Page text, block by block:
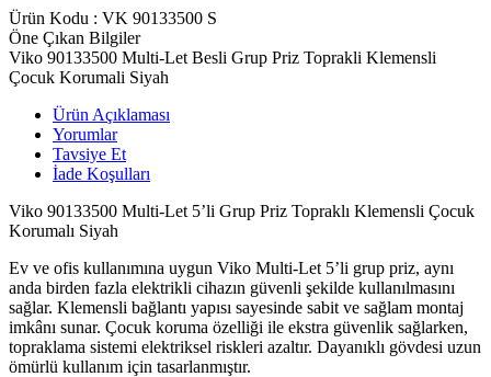
Ürün Kodu : VK 90133500 S
Öne Çıkan Bilgiler
Viko 90133500 Multi-Let Besli Grup Priz Toprakli Klemensli
Çocuk Korumali Siyah
Ürün Açıklaması
Yorumlar
Tavsiye Et
İade Koşulları
Viko 90133500 Multi-Let 5’li Grup Priz Topraklı Klemensli Çocuk
Korumalı Siyah
Ev ve ofis kullanımına uygun Viko Multi-Let 5’li grup priz, aynı
anda birden fazla elektrikli cihazın güvenli şekilde kullanılmasını
sağlar. Klemensli bağlantı yapısı sayesinde sabit ve sağlam montaj
imkânı sunar. Çocuk koruma özelliği ile ekstra güvenlik sağlarken,
topraklama sistemi elektriksel riskleri azaltır. Dayanıklı gövdesi uzun
ömürlü kullanım için tasarlanmıştır.